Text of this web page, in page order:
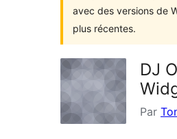
avec des versions de
plus récentes.
DJ
Par